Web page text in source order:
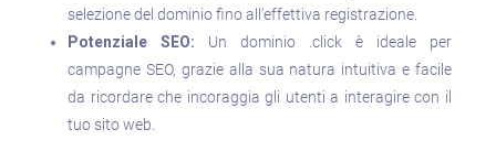
selezione del dominio fino all’effettiva registrazione.
Potenziale SEO: Un dominio .click è ideale per
campagne SEO, grazie alla sua natura intuitiva e facile
da ricordare che incoraggia gli utenti a interagire con il
tuo sito web.